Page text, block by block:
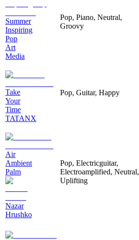
Summer
Inspiring
Pop
Art
Media
Pop, Piano, Neutral,
Groovy
Take
Your
Time
TATANX
Pop, Guitar, Happy
Air
Ambient
Palm
Nazar
Hrushko
Pop, Electricguitar,
Electroamplified, Neutral,
Uplifting